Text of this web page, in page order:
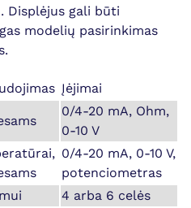
Displėjus gali būti
modelių pasirinkimas
Įėjimai
0/4-20 mA, Ohm,
0-10 V
0/4-20 mA, 0-10 V,
potenciometras
4 arba 6 celės